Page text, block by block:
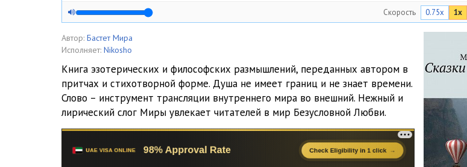
Скорость 0.75x 1x
Автор: Бастет Мира
Исполняет: Nikosho
Книга эзотерических и философских размышлений, переданных автором в
притчах и стихотворной форме. Душа не имеет границ и не знает времени.
Слово – инструмент трансляции внутреннего мира во внешний. Нежный и
лирический слог Миры увлекает читателей в мир Безусловной Любви.